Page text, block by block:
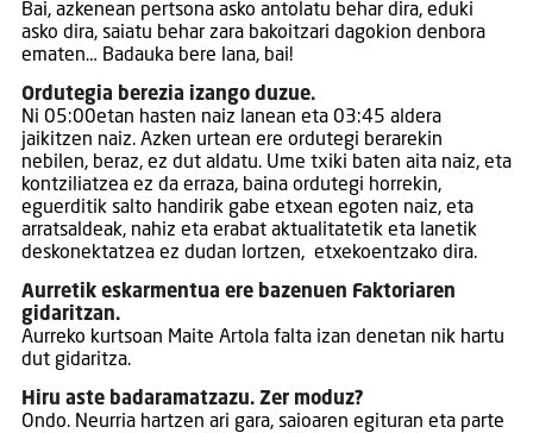
Bai, azkenean pertsona asko antolatu behar dira, eduki
asko dira, saiatu behar zara bakoitzari dagokion denbora
ematen… Badauka bere lana, bai!
Ordutegia berezia izango duzue.
Ni 05:00etan hasten naiz lanean eta 03:45 aldera
jaikitzen naiz. Azken urtean ere ordutegi berarekin
nebilen, beraz, ez dut aldatu. Ume txiki baten aita naiz, eta
kontziliatzea ez da erraza, baina ordutegi horrekin,
eguerditik salto handirik gabe etxean egoten naiz, eta
arratsaldeak, nahiz eta erabat aktualitatetik eta lanetik
deskonektatzea ez dudan lortzen, etxekoentzako dira.
Aurretik eskarmentua ere bazenuen Faktoriaren
gidaritzan.
Aurreko kurtsoan Maite Artola falta izan denetan nik hartu
dut gidaritza.
Hiru aste badaramatzazu. Zer moduz?
Ondo. Neurria hartzen ari gara, saioaren egituran eta parte